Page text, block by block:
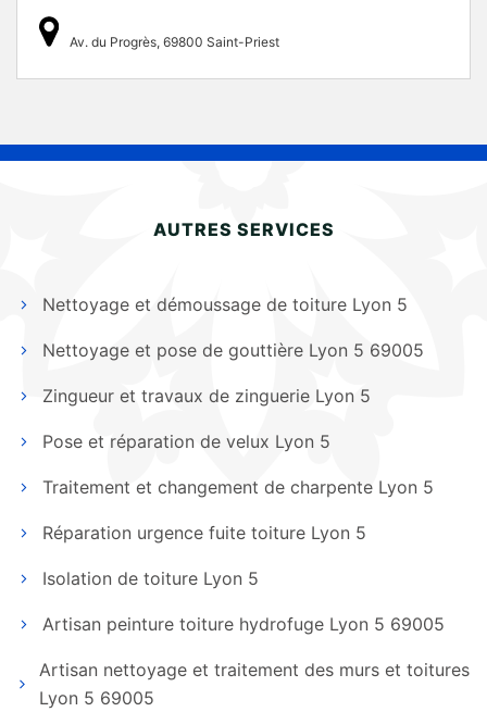
Av. du Progrès, 69800 Saint-Priest
AUTRES SERVICES
Nettoyage et démoussage de toiture Lyon 5
Nettoyage et pose de gouttière Lyon 5 69005
Zingueur et travaux de zinguerie Lyon 5
Pose et réparation de velux Lyon 5
Traitement et changement de charpente Lyon 5
Réparation urgence fuite toiture Lyon 5
Isolation de toiture Lyon 5
Artisan peinture toiture hydrofuge Lyon 5 69005
Artisan nettoyage et traitement des murs et toitures
Lyon 5 69005